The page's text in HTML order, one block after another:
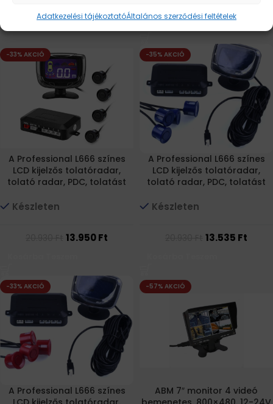
Adatkezelési tájékoztatóÁltalános szerződési feltételek
Kosárba Teszem
-33% AKCIÓ
A Professional L666 színes
LCD kijelzős tolatóradar,
tolató radar, PDC, tolatást
szenzorral
Készleten
13.950Ft
-35% AKCIÓ
A Professional L666 színes
LCD kijelzős tolatóradar,
tolató radar, PDC, tolatást
szenzorral
Készleten
13.535 Ft
-33% AKCIÓ
A Professional L666 színes
-57% AKCIÓ
ABM 7″ monitor 4 videó